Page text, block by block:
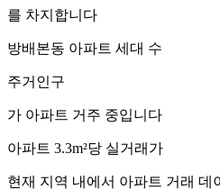
를 차지합니다
방배본동 아파트 세대 수
주거인구
가 아파트 거주 중입니다
아파트 3.3m²당 실거래가
현재 지역 내에서 아파트 거래 데